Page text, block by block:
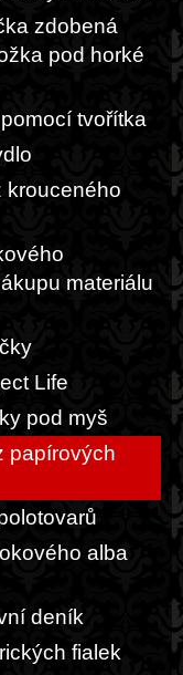
zdobená
pod horké
tvořítka
krouceného
materiálu
Life
pod myš
papírových
alba
deník
fialek